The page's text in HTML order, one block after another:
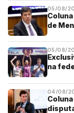
05/08/
de
05/08/
na
04/08/